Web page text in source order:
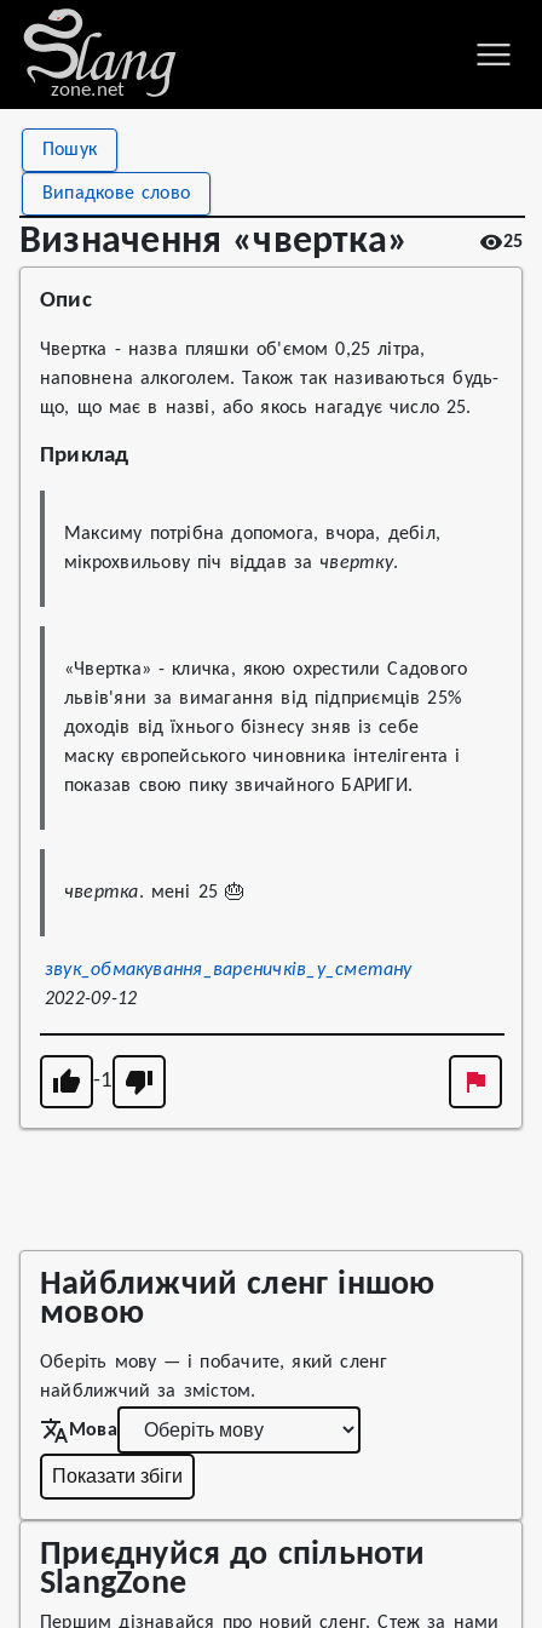
zone.net
Пошук
Випадкове слово
Визначення «чвертка» 25
Визначення «чвертка»
Stat
Views
Definitions 1
Опис
Чвертка - назва пляшки об'ємом 0,25 літра,
наповнена алкоголем. Також так називаються будь-
що, що має в назві, або якось нагадує число 25.
Приклад
Максиму потрібна допомога, вчора, дебіл,
мікрохвильову піч віддав за чвертку.
«Чвертка» - кличка, якою охрестили Садового
львів'яни за вимагання від підприємців 25%
доходів від їхнього бізнесу зняв із себе
маску європейського чиновника інтелігента і
показав свою пику звичайного БАРИГИ.
чвертка. мені 25 🎂
звук_обмакування_вареничків_у_сметану
2022-09-12
-1
Найближчий сленг іншою
мовою
Оберіть мову — і побачите, який сленг
найближчий за змістом.
Мова
Показати збіги
Приєднуйся до спільноти
SlangZone
Першим дізнавайся про новий сленг. Стеж за нами